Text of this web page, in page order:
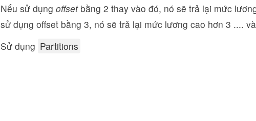
Nếu sử dụng offsetbằng 2 thay vào đó, nó sẽ trả lại mức
sử dụng offset bằng 3, nó sẽ trả lại mức lương cao hơn 3 ....
Sử dụng Partitions